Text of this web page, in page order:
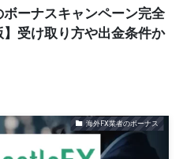
ーナスキャンペーン完全
受け取り方や出金条件か
海外FX業者のボーナス